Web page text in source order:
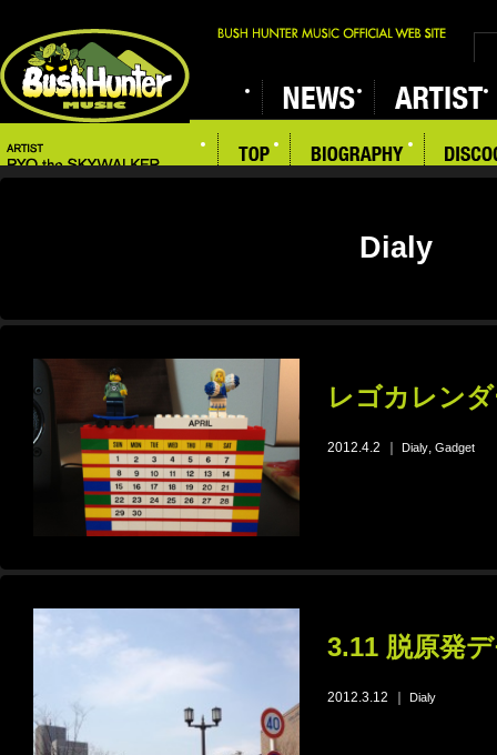
Dialy
レゴカレン
2012.4.2 Dialy, Gadget
3.11 脱原発
2012.3.12 Dialy